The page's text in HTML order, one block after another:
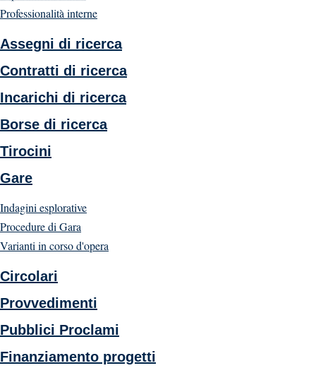
Professionalità interne
Assegni di ricerca
Contratti di ricerca
Incarichi di ricerca
Borse di ricerca
Tirocini
Gare
Indagini esplorative
Procedure di Gara
Varianti in corso d'opera
Circolari
Provvedimenti
Pubblici Proclami
Finanziamento progetti